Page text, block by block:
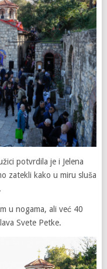
potvrdila je i Jelena
zatekli kako u miru sluša
u nogama, ali već 40
Svete Petke.